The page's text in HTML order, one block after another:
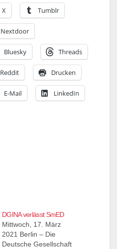
X Tumblr
Nextdoor
Bluesky Threads
Reddit Drucken
E-Mail LinkedIn
DGINA verlässt SmED
Mittwoch, 17. März
2021 Berlin – Die
Deutsche Gesellschaft